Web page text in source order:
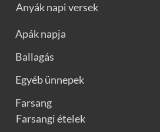
Anyák napi versek
Apák napja
Ballagás
Egyéb ünnepek
Farsang
Farsangi ételek